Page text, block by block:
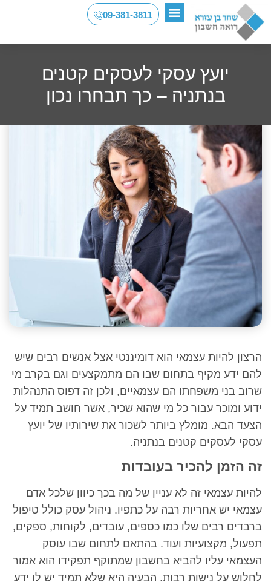
09-381-3811
יועץ עסקי לעסקים קטנים
בנתניה – כך תבחרו נכון
הרצון להיות עצמאי הוא דומיננטי אצל אנשים רבים שיש
להם ידע מקיף בתחום שבו הם מתמקצעים וגם בקרב מי
שרוב בני משפחתו הם עצמאיים, ולכן זה דפוס התנהלות
ידוע ומוכר עבור כל מי שהוא שכיר, אשר חושב תמיד על
הצעד הבא. מומלץ ביותר לשכור את שירותיו של יועץ
עסקי לעסקים קטנים בנתניה.
זה הזמן להכיר בעובדות
להיות עצמאי זה לא עניין של מה בכך כיוון שלכל אדם
עצמאי יש אחריות רבה על כתפיו. ניהול עסק כולל טיפול
ברבדים רבים שלו כמו כספים, עובדים, לקוחות, ספקים,
תפעול, מקצועיות ועוד. בהתאם לתחום שבו עוסק
העצמאי עליו להביא בחשבון שמתוקף תפקידו הוא אמור
לחלוש על נישות רבות. הבעיה היא שלא תמיד יש לו ידע